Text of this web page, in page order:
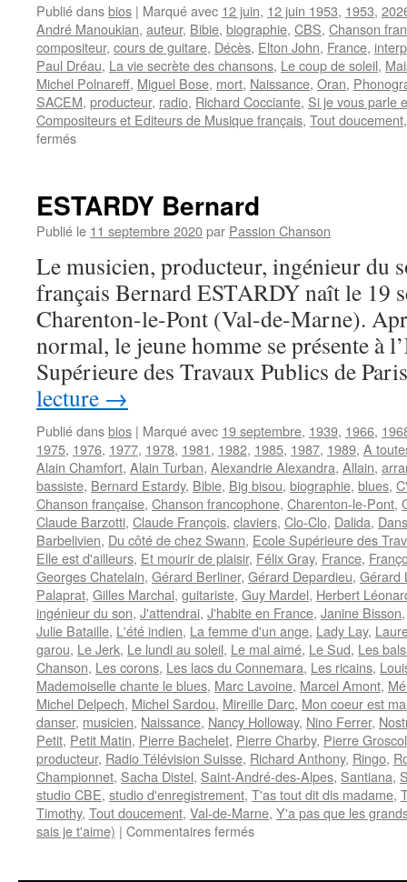
Publié dansbios | Marqué avec 12 juin, 12 juin 1953, 1953,
André Manoukian, auteur, Bibie, biographie, CBS, Chanson
compositeur, cours de guitare, Décès, Elton John, France,
Paul Dréau, La vie secrète des chansons, Le coup de soleil,
Michel Polnareff, Miguel Bose, mort, Naissance, Oran,
SACEM, producteur, radio, Richard Cocciante, Si je vous parle
Compositeurs et Editeurs de Musique français, Tout doucement
ferméssur
ESTARDY Bernard
Publié le 11 septembre 2020par Passion Chanson
Le musicien, producteur, ingénieur du
français Bernard ESTARDY naît le 19
Charenton-le-Pont (Val-de-Marne).
normal, le jeune homme se présente à
Supérieure des Travaux Publics de
lecture →
Publié dansbios | Marqué avec 19 septembre, 1939, 1966,
1975, 1976, 1977, 1978, 1981, 1982, 1985, 1987, 1989, A
Alain Chamfort, Alain Turban, Alexandrie Alexandra, Allain,
bassiste, Bernard Estardy, Bibie, Big bisou, biographie, blues,
Chanson française, Chanson francophone, Charenton-le-Pont,
Claude Barzotti, Claude François, claviers, Clo-Clo, Dalida,
Barbelivien, Du côté de chez Swann, Ecole Supérieure des
Elle est d'ailleurs, Et mourir de plaisir, Félix Gray, France,
Georges Chatelain, Gérard Berliner, Gérard Depardieu, Gérard
Palaprat, Gilles Marchal, guitariste, Guy Mardel, Herbert
ingénieur du son, J'attendrai, J'habite en France, Janine Bisson
Julie Bataille, L'été indien, La femme d'un ange, Lady Lay,
garou, Le Jerk, Le lundi au soleil, Le mal aimé, Le Sud, Les
Chanson, Les corons, Les lacs du Connemara, Les ricains,
Mademoiselle chante le blues, Marc Lavoine, Marcel Amont,
Michel Delpech, Michel Sardou, Mireille Darc, Mon coeur est
danser, musicien, Naissance, Nancy Holloway, Nino Ferrer,
Petit, Petit Matin, Pierre Bachelet, Pierre Charby, Pierre
producteur, Radio Télévision Suisse, Richard Anthony, Ringo,
Championnet, Sacha Distel, Saint-André-des-Alpes, Santiana,
studio CBE, studio d'enregistrement, T'as tout dit dis madame,
Timothy, Tout doucement, Val-de-Marne, Y'a pas que les
sais je t'aime) | Commentaires ferméssur